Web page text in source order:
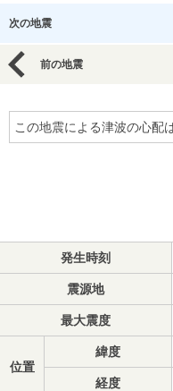
次の地震
前の地震
この地震による津波の心配
発生時刻
震源地
最大震度
位置
緯度
経度